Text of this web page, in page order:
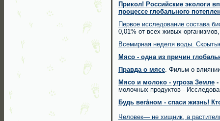
Прикол! Российские экологи
процессе глобального
Первое исследование состава
0,01% от всех живых
Всемирная неделя воды.
Мясо - одна из причин
Правда о мясе. Фильм о
Мясо и молоко - угроза Земле -
молочных продуктов -
Будь вега́ном - спаси жизнь!
Человек— не хищник, а